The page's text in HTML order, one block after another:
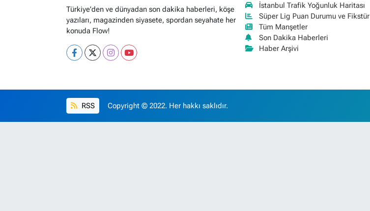
Türkiye'den ve dünyadan son dakika haberleri, köşe
yazıları, magazinden siyasete, spordan seyahate her
konuda Flow!
İstanbul Trafik Yoğunluk Haritası
Süper Lig Puan Durumu ve Fikstür
Tüm Manşetler
Son Dakika Haberleri
Haber Arşivi
RSS Copyright © 2022. Her hakkı saklıdır.